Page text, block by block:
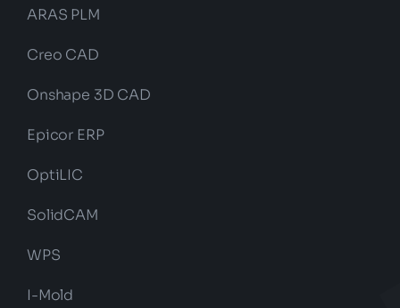
ARAS PLM
Creo CAD
Onshape 3D CAD
Epicor ERP
OptiLIC
SolidCAM
WPS
I-Mold